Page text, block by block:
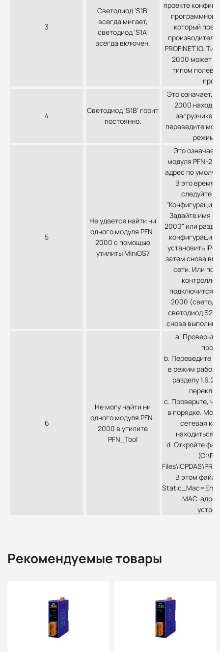
3
Светодиод 'S1B'
всегда мигает,
светодиод 'S1A'
всегда включен.
проекте
программном
который
PROFINET IO.
2000 может
типом
4
Светодиод 'S1B' горит
постоянно.
Это означает,
2000
загрузчика.
переведите
режим
5
Не удается найти ни
одного модуля PFN-
2000 с помощью
утилиты MiniOS7
Это
модуля PFN-
адрес по
В это время,
следуйте
"Конфигурация
Задайте имя и
2000" или
конфигурация
установить IP-
затем снова
сети. Или
подключится
2000
светодиод S2A
снова
6
Не могу найти ни
одного модуля PFN-
2000 в утилите
PFN_Tool
a.
b. Переведите
в режим
разделу
c. Проверьте,
в порядке.
сетевая
находиться
d. Откройте
В этом
MAC-
Рекомендуемые товары